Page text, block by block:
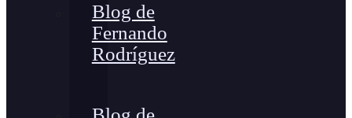
Blog de
Fernando
Rodríguez